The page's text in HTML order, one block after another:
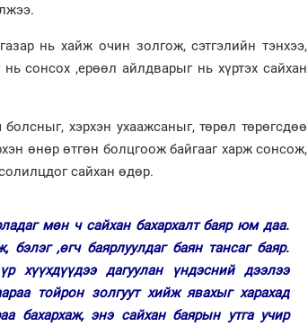
нь хайж очин золгож, сэтгэлийн тэнхээ,
сонсох ,ерөөл айлдварыг нь хүртэх сайхан
хэрхэн ухаажсаныг, төрөл төрөгсдөө
өнөр өтгөн болцгоож байгааг харж сонсож,
сайхан өдөр.
мөн ч сайхан бахархалт баяр юм даа.
бэлэг ,өгч баярлуулдаг баян тансаг баяр.
хүүхдүүдээ дагуулан үндэсний дээлээ
тойрон золгуут хийж явахыг харахад
бахархаж, энэ сайхан баярын утга учир